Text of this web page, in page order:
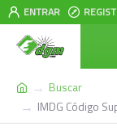
ENTRAR
Buscar
IMDG Código